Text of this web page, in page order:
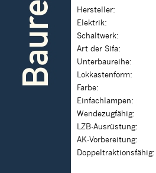
Hersteller:
Elektrik:
Schaltwerk:
Art der Sifa:
Unterbaureihe:
Lokkastenform:
Farbe:
Einfachlampen:
Wendezugfähig:
LZB-Ausrüstung:
AK-Vorbereitung:
Doppeltraktionsfähig: